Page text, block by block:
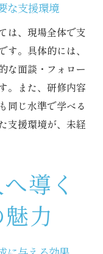
ム職人育成を
心サポート内
くりのコツ
と定着環境の
境の築き方
での流れを解
の定着実例に
な支援環境
は、現場全体で支
。具体的には、
な面談・フォロー
。また、研修内容
同じ水準で学べる
支援環境が、未経
導く
力